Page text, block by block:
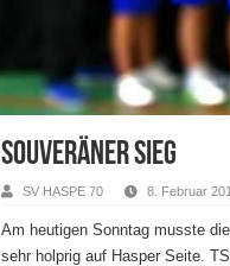
Souveräner Sieg
SV HASPE 70 8. Februar
Am heutigen Sonntag musste
sehr holprig auf Hasper Seite.